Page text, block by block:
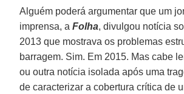
Alguém poderá argumentar que um
imprensa, aFolha, divulgou notícia
2013 que mostrava os problemas
barragem. Sim. Em 2015. Mas cabe
ou outra notícia isolada após uma
de caracterizar a cobertura crítica de